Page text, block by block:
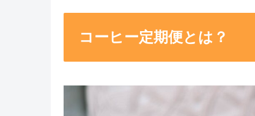
コーヒー定期便とは？